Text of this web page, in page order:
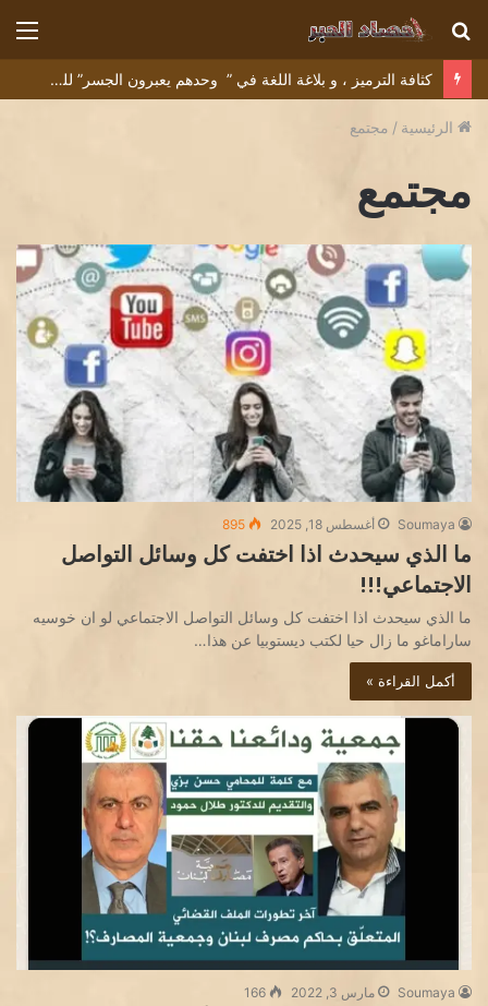
بحث
عن
كثافة الترميز ، و بلاغة اللغة في ” وحدهم يعبرون الجسر” للشاعر التونسي البشير عبيد
الرئيسية / مجتمع
مجتمع
Soumaya أغسطس 18, 2025 895
ما الذي سيحدث اذا اختفت كل وسائل التواصل
الاجتماعي!!!
ما الذي سيحدث اذا اختفت كل وسائل التواصل الاجتماعي لو ان خوسيه
ساراماغو ما زال حيا لكتب ديستوبيا عن هذا…
أكمل القراءة »
Soumaya مارس 3, 2022 166